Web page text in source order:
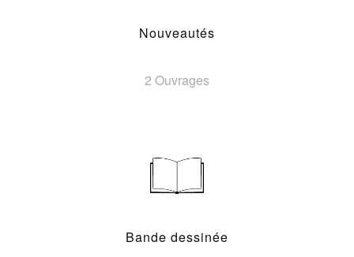
Nouveautés
2 Ouvrages
Bande dessinée